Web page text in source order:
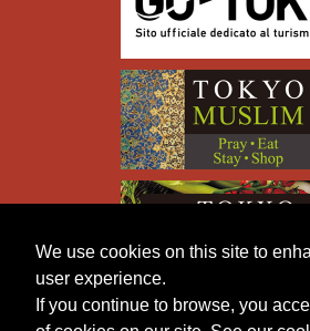
We use cookies on this site to
user experience.
If you continue to browse, you